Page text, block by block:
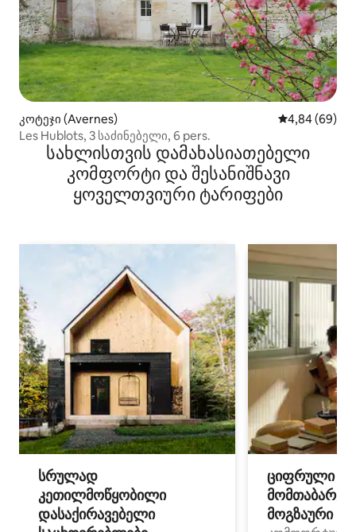
კოტეჯი (Avernes) საშუალო
4,84 (69)
Les Hublots, 3 საძინებელი, 6 pers.
სახლისთვის დამახასიათებელი
კომფორტი და შესანიშნავი
ყოველთვიური ტარიფები
სრულად
კეთილმოწყობილი
დასაქირავებელი
ციფრული
მოგზაური